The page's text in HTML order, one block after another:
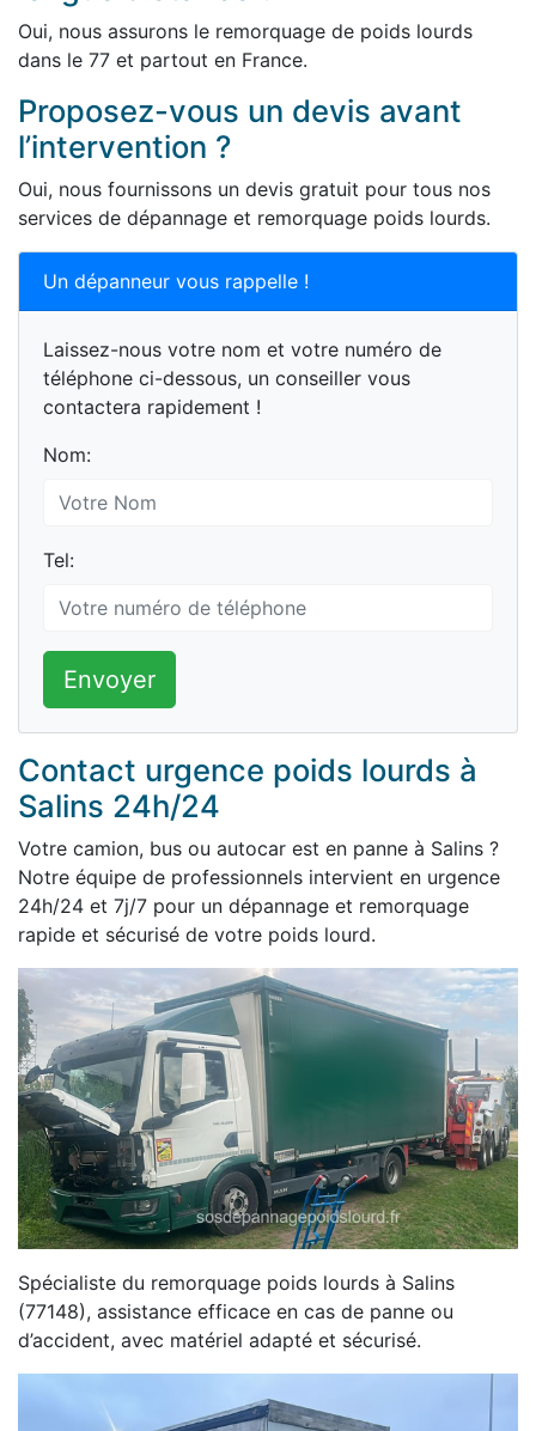
Oui, nous assurons le remorquage de poids lourds
dans le 77 et partout en France.
Proposez-vous un devis avant
l’intervention ?
Oui, nous fournissons un devis gratuit pour tous nos
services de dépannage et remorquage poids lourds.
Un dépanneur vous rappelle !
Laissez-nous votre nom et votre numéro de
téléphone ci-dessous, un conseiller vous
contactera rapidement !
Nom:
Tel:
Envoyer
Contact urgence poids lourds à
Salins 24h/24
Votre camion, bus ou autocar est en panne à Salins ?
Notre équipe de professionnels intervient en urgence
24h/24 et 7j/7 pour un dépannage et remorquage
rapide et sécurisé de votre poids lourd.
Spécialiste du remorquage poids lourds à Salins
(77148), assistance efficace en cas de panne ou
d’accident, avec matériel adapté et sécurisé.